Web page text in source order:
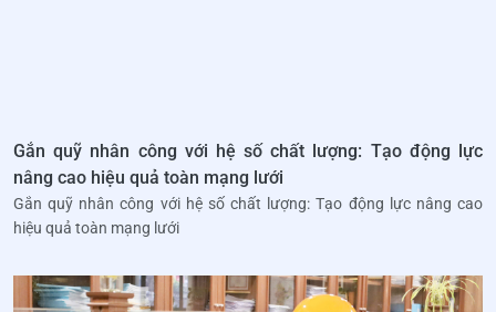
Gắn quỹ nhân công với hệ số chất lượng: Tạo động lực
nâng cao hiệu quả toàn mạng lưới
Gắn quỹ nhân công với hệ số chất lượng: Tạo động lực nâng cao
hiệu quả toàn mạng lưới